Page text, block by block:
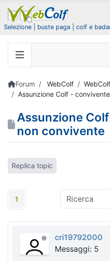
Selezione | buste paga | colf e
Forum WebColf
Assunzione Colf -
Assunzione
non convivente
Replica topic
1
cri19792000
Messaggi: 5